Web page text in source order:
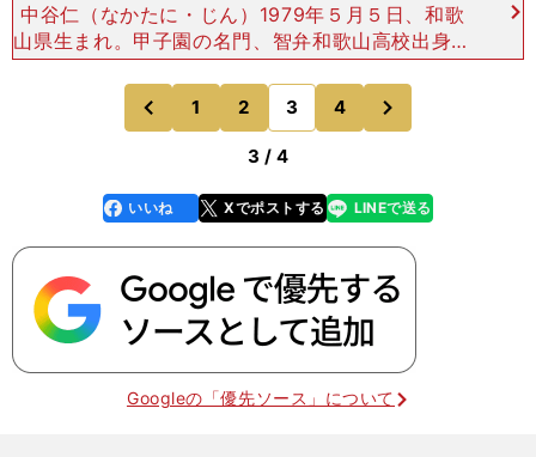
中谷仁（なかたに・じん）1979年５月５日、和歌
山県生まれ。甲子園の名門、智弁和歌山高校出身。
甲子園には正捕手として３度出場し、２年生だった
1996年センバツ大会では準優勝。３年生の1997年
夏の甲
前
のページへ
1 2 3 4
のページへ
3 / 4
faceboo
k
いいね Xでポストする
line LINEで送る
Googleの「優先ソース」について